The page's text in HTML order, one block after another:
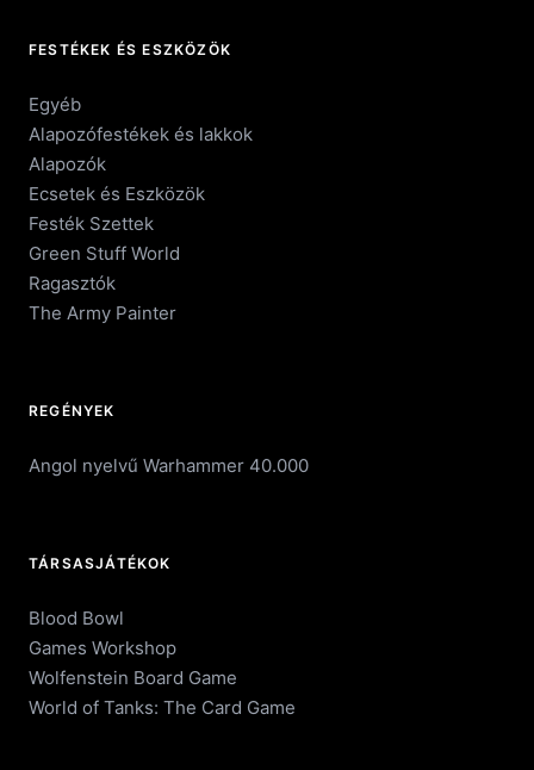
FESTÉKEK ÉS ESZKÖZÖK
Egyéb
Alapozófestékek és lakkok
Alapozók
Ecsetek és Eszközök
Festék Szettek
Green Stuff World
Ragasztók
The Army Painter
REGÉNYEK
Angol nyelvű Warhammer 40.000
TÁRSASJÁTÉKOK
Blood Bowl
Games Workshop
Wolfenstein Board Game
World of Tanks: The Card Game